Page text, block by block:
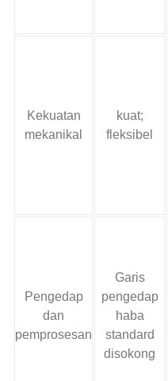
Kekuatan
mekanikal
kuat;
fleksibel
Pengedap
dan
pemprosesan
Garis
pengedap
haba
standard
disokong